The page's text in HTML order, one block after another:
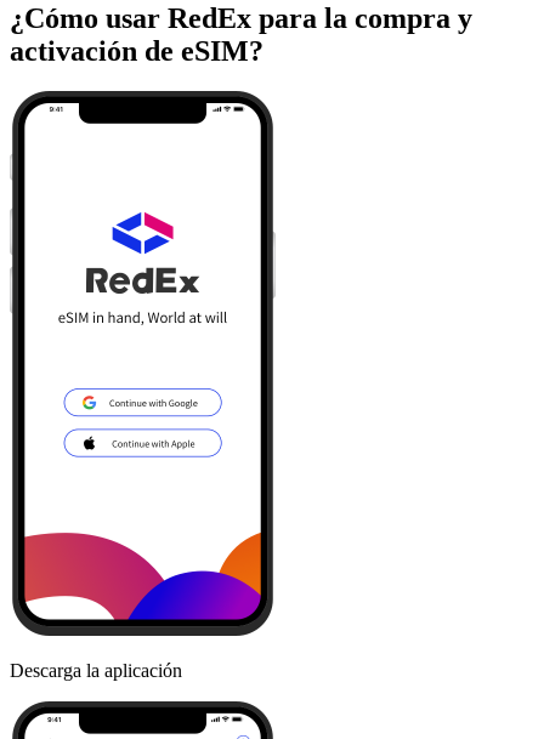
¿Cómo usar RedEx para la compra y
activación de eSIM?
Descarga la aplicación